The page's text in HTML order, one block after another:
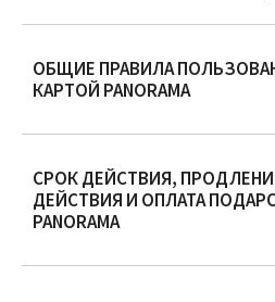
ОБЩИЕ ПРАВИЛА
КАРТОЙ PANORAMA
сумму 10 евро, 20 евро,
евро, 500 евро либо на
диапазоне от 10 евро до
СРОК ДЕЙСТВИЯ,
ДЕЙСТВИЯ И ОПЛАТА
PANORAMA